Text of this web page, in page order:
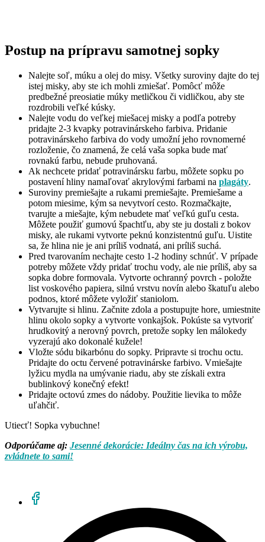
Postup na prípravu samotnej sopky
Nalejte soľ, múku a olej do misy. Všetky suroviny dajte do tej
istej misky, aby ste ich mohli zmiešať. Pomôcť môže
predbežné preosiatie múky metličkou či vidličkou, aby ste
rozdrobili veľké kúsky.
Nalejte vodu do veľkej miešacej misky a podľa potreby
pridajte 2-3 kvapky potravinárskeho farbiva. Pridanie
potravinárskeho farbiva do vody umožní jeho rovnomerné
rozloženie, čo znamená, že celá vaša sopka bude mať
rovnakú farbu, nebude pruhovaná.
Ak nechcete pridať potravinársku farbu, môžete sopku po
postavení hliny namaľovať akrylovými farbami na plagáty.
Suroviny premiešajte a rukami premiešajte. Premiešame a
potom miesime, kým sa nevytvorí cesto. Rozmačkajte,
tvarujte a miešajte, kým nebudete mať veľkú guľu cesta.
Môžete použiť gumovú špachtľu, aby ste ju dostali z bokov
misky, ale rukami vytvorte peknú konzistentnú guľu. Uistite
sa, že hlina nie je ani príliš vodnatá, ani príliš suchá.
Pred tvarovaním nechajte cesto 1-2 hodiny schnúť. V prípade
potreby môžete vždy pridať trochu vody, ale nie príliš, aby sa
sopka dobre formovala. Vytvorte ochranný povrch - položte
list voskového papiera, silnú vrstvu novín alebo škatuľu alebo
podnos, ktoré môžete vyložiť staniolom.
Vytvarujte si hlinu. Začnite zdola a postupujte hore, umiestnite
hlinu okolo sopky a vytvorte vonkajšok. Pokúste sa vytvoriť
hrudkovitý a nerovný povrch, pretože sopky len málokedy
vyzerajú ako dokonalé kužele!
Vložte sódu bikarbónu do sopky. Pripravte si trochu octu.
Pridajte do octu červené potravinárske farbivo. Vmiešajte
lyžicu mydla na umývanie riadu, aby ste získali extra
bublinkový konečný efekt!
Pridajte octovú zmes do nádoby. Použitie lievika to môže
uľahčiť.
Utiecť! Sopka vybuchne!
Odporúčame aj: Jesenné dekorácie: Ideálny čas na ich výrobu,
zvládnete to sami!